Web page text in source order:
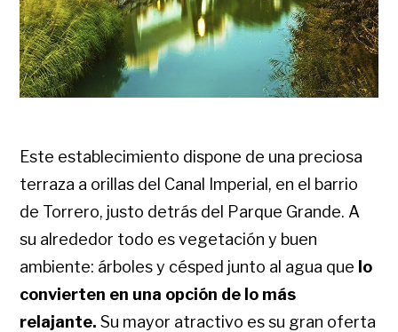
Este establecimiento dispone de una preciosa
terraza a orillas del Canal Imperial, en el barrio
de Torrero, justo detrás del Parque Grande. A
su alrededor todo es vegetación y buen
ambiente: árboles y césped junto al agua que lo
convierten en una opción de lo más
relajante.Su mayor atractivo es su gran oferta